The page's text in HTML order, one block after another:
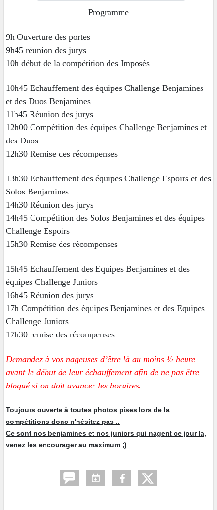
Programme
9h Ouverture des portes
9h45 réunion des jurys
10h début de la compétition des Imposés
10h45 Echauffement des équipes Challenge Benjamines
et des Duos Benjamines
11h45 Réunion des jurys
12h00 Compétition des équipes Challenge Benjamines et
des Duos
12h30 Remise des récompenses
13h30 Echauffement des équipes Challenge Espoirs et des
Solos Benjamines
14h30 Réunion des jurys
14h45 Compétition des Solos Benjamines et des équipes
Challenge Espoirs
15h30 Remise des récompenses
15h45 Echauffement des Equipes Benjamines et des
équipes Challenge Juniors
16h45 Réunion des jurys
17h Compétition des équipes Benjamines et des Equipes
Challenge Juniors
17h30 remise des récompenses
Demandez à vos nageuses d’être là au moins ½ heure
avant le début de leur échauffement afin de ne pas être
bloqué si on doit avancer les horaires.
Toujours ouverte à toutes photos pises lors de la
compétitions donc n'hésitez pas ..
Ce sont nos benjamines et nos juniors qui nagent ce jour la,
venez les encourager au maximum ;)